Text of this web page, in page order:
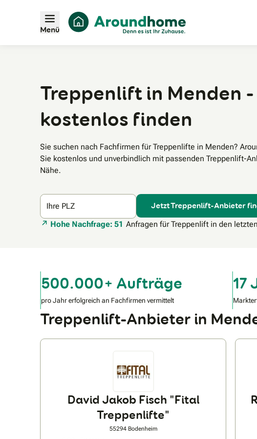
Menü
Treppenlift in Menden
kostenlos finden
Sie suchen nach Fachfirmen für Treppenlifte in Menden?
Sie kostenlos und unverbindlich mit passenden Treppenlift-
Nähe.
Ihre PLZ Jetzt Treppenlift-Anbieter
Hohe Nachfrage: 51 Anfragen für Treppenlift in den
500.000+ Aufträge
pro Jahr erfolgreich an Fachfirmen vermittelt
17
Treppenlift-Anbieter in
David Jakob Fisch "Fital
Treppenlifte"
55294 Bodenheim